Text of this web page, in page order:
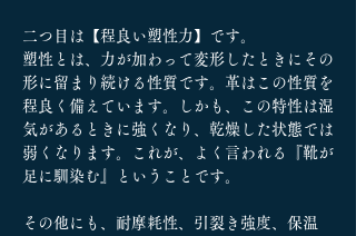
二つ目は【程良い塑性力】です。
塑性とは、力が加わって変形したときにその
形に留まり続ける性質です。革はこの性質を
程良く備えています。しかも、この特性は湿
気があるときに強くなり、乾燥した状態では
弱くなります。これが、よく言われる『靴が
足に馴染む』ということです。
その他にも、耐摩耗性、引裂き強度、保温